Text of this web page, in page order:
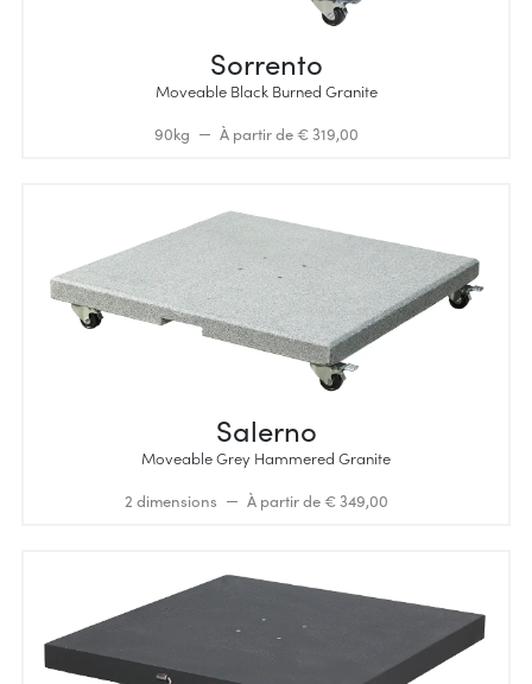
Sorrento
Moveable Black Burned Granite
90kg À partir de € 319,00
Salerno
Moveable Grey Hammered Granite
2 dimensions À partir de € 349,00